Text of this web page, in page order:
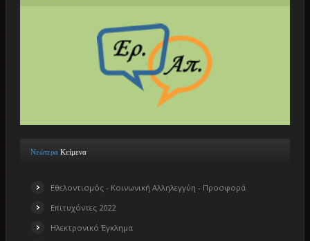
Νεώτερα Κείμενα
Εθελοντισμός - Κοινωνική Αλληλεγγύη - Προσφορά
Επιτυχόντες 2022
Ηλεκτρονικό Έγκλημα